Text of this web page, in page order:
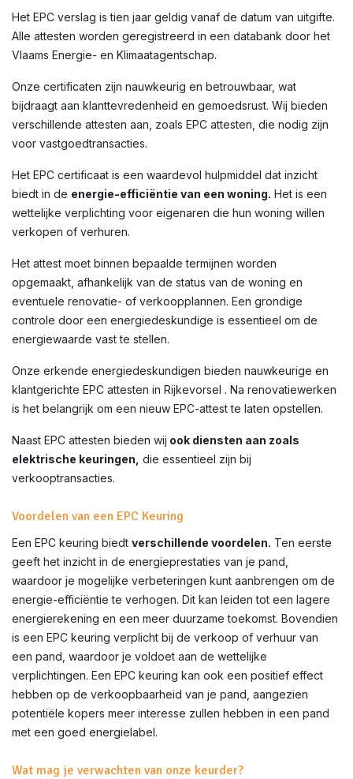
Het EPC verslag is tien jaar geldig vanaf de datum van uitgifte.
Alle attesten worden geregistreerd in een databank door het
Vlaams Energie- en Klimaatagentschap.
Onze certificaten zijn nauwkeurig en betrouwbaar, wat
bijdraagt aan klanttevredenheid en gemoedsrust. Wij bieden
verschillende attesten aan, zoals EPC attesten, die nodig zijn
voor vastgoedtransacties.
Het EPC certificaat is een waardevol hulpmiddel dat inzicht
biedt in de energie-efficiëntie van een woning. Het is een
wettelijke verplichting voor eigenaren die hun woning willen
verkopen of verhuren.
Het attest moet binnen bepaalde termijnen worden
opgemaakt, afhankelijk van de status van de woning en
eventuele renovatie- of verkoopplannen. Een grondige
controle door een energiedeskundige is essentieel om de
energiewaarde vast te stellen.
Onze erkende energiedeskundigen bieden nauwkeurige en
klantgerichte EPC attesten in Rijkevorsel . Na renovatiewerken
is het belangrijk om een nieuw EPC-attest te laten opstellen.
Naast EPC attesten bieden wij ook diensten aan zoals
elektrische keuringen, die essentieel zijn bij
verkooptransacties.
Voordelen van een EPC Keuring
Een EPC keuring biedt verschillende voordelen. Ten eerste
geeft het inzicht in de energieprestaties van je pand,
waardoor je mogelijke verbeteringen kunt aanbrengen om de
energie-efficiëntie te verhogen. Dit kan leiden tot een lagere
energierekening en een meer duurzame toekomst. Bovendien
is een EPC keuring verplicht bij de verkoop of verhuur van
een pand, waardoor je voldoet aan de wettelijke
verplichtingen. Een EPC keuring kan ook een positief effect
hebben op de verkoopbaarheid van je pand, aangezien
potentiële kopers meer interesse zullen hebben in een pand
met een goed energielabel.
Wat mag je verwachten van onze keurder?